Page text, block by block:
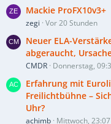
Mackie ProFX10v3+
zegi Vor 20 Stunden
Neuer ELA-
abgeraucht,
CMDR Donnerstag,
Erfahrung mit
Freilichtbühne –
Uhr?
achimb Mittwoch, 23:07